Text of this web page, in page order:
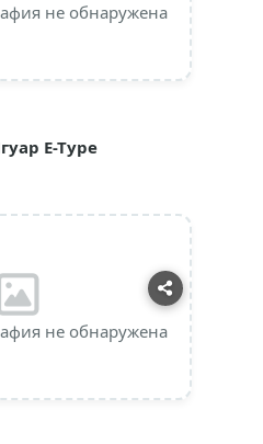
не обнаружена
E-Type
не обнаружена